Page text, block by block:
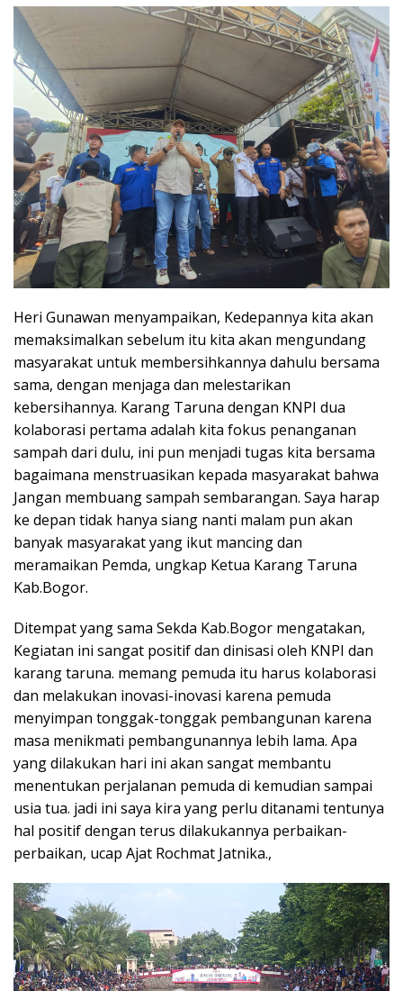
Heri Gunawan menyampaikan, Kedepannya kita akan
memaksimalkan sebelum itu kita akan mengundang
masyarakat untuk membersihkannya dahulu bersama
sama, dengan menjaga dan melestarikan
kebersihannya. Karang Taruna dengan KNPI dua
kolaborasi pertama adalah kita fokus penanganan
sampah dari dulu, ini pun menjadi tugas kita bersama
bagaimana menstruasikan kepada masyarakat bahwa
Jangan membuang sampah sembarangan. Saya harap
ke depan tidak hanya siang nanti malam pun akan
banyak masyarakat yang ikut mancing dan
meramaikan Pemda, ungkap Ketua Karang Taruna
Kab.Bogor.
Ditempat yang sama Sekda Kab.Bogor mengatakan,
Kegiatan ini sangat positif dan dinisasi oleh KNPI dan
karang taruna. memang pemuda itu harus kolaborasi
dan melakukan inovasi-inovasi karena pemuda
menyimpan tonggak-tonggak pembangunan karena
masa menikmati pembangunannya lebih lama. Apa
yang dilakukan hari ini akan sangat membantu
menentukan perjalanan pemuda di kemudian sampai
usia tua. jadi ini saya kira yang perlu ditanami tentunya
hal positif dengan terus dilakukannya perbaikan-
perbaikan, ucap Ajat Rochmat Jatnika.,